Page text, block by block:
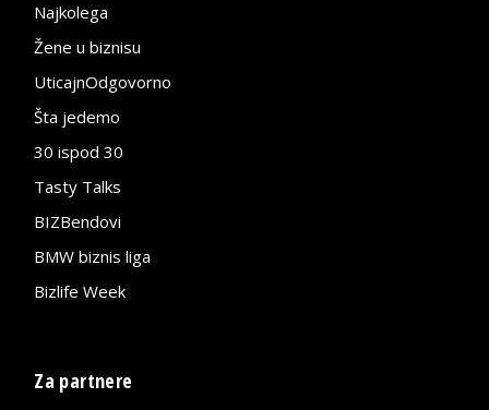
Najkolega
Žene u biznisu
UticajnOdgovorno
Šta jedemo
30 ispod 30
Tasty Talks
BIZBendovi
BMW biznis liga
Bizlife Week
Za partnere